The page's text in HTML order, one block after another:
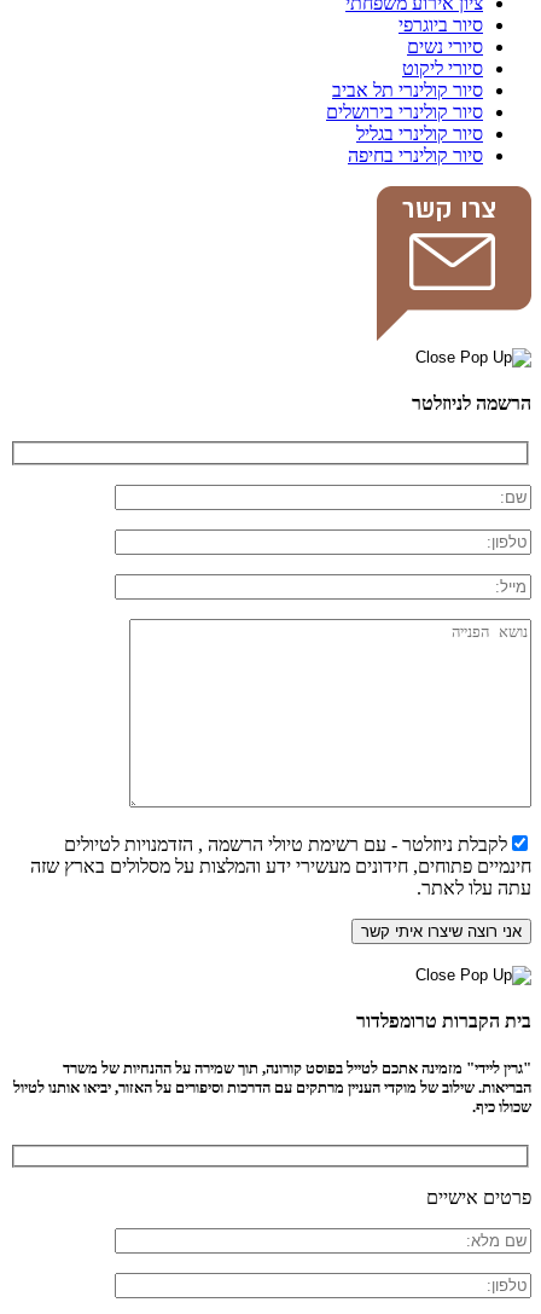
סיור ביוגרפי
סיורי נשים
סיורי ליקוט
סיור קולינרי תל אביב
סיור קולינרי בירושלים
סיור קולינרי בגליל
סיור קולינרי בחיפה
הרשמה לניוזלטר
לקבלת ניוזלטר - עם רשימת טיולי הרשמה , הזדמנויות לטיולים
חינמיים פתוחים, חידונים מעשירי ידע והמלצות על מסלולים בארץ שזה
עתה עלו לאתר.
בית הקברות טרומפלדור
"גרין ליידי" מזמינה אתכם לטייל בפוסט קורונה, תוך שמירה על ההנחיות של משרד
הבריאות. שילוב של מוקדי העניין מרתקים עם הדרכות וסיפורים על האזור, יביאו אותנו לטיול
שכולו כיף.
פרטים אישיים